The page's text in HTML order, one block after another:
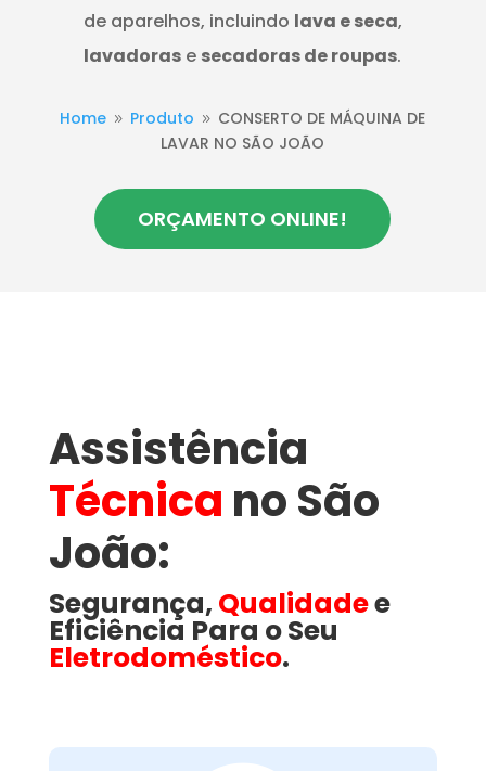
de aparelhos, incluindo lava e seca,
lavadoras e secadoras de roupas.
Home 9 Produto 9 CONSERTO DE MÁQUINA DE
LAVAR NO SÃO JOÃO
ORÇAMENTO ONLINE!
Assistência
Técnica no São
João​:
Segurança, Qualidadee
Eficiência Para o Seu
Eletrodoméstico.